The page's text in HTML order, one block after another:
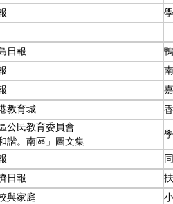
日報
教育城
公民教育委員會
和諧。南區」圖文集
日報
與家庭